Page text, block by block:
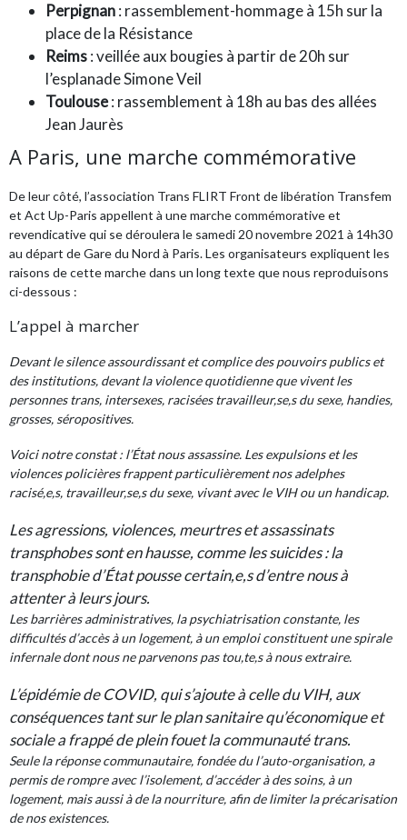
Perpignan: rassemblement-hommage à 15h sur la
place de la Résistance
Reims: veillée aux bougies à partir de 20h sur
l’esplanade Simone Veil
Toulouse: rassemblement à 18h au bas des allées
Jean Jaurès
A Paris, une marche commémorative
De leur côté, l’association Trans FLIRT Front de libération Transfem
et Act Up-Paris appellent à une marche commémorative et
revendicative qui se déroulera le samedi 20 novembre 2021 à 14h30
au départ de Gare du Nord à Paris. Les organisateurs expliquent les
raisons de cette marche dans un long texte que nous reproduisons
ci-dessous :
L’appel à marcher
Devant le silence assourdissant et complice des pouvoirs publics et
des institutions, devant la violence quotidienne que vivent les
personnes trans, intersexes, racisées travailleur,se,s du sexe, handies,
grosses, séropositives.
Voici notre constat : l’État nous assassine. Les expulsions et les
violences policières frappent particulièrement nos adelphes
racisé,e,s, travailleur,se,s du sexe, vivant avec le VIH ou un handicap.
Les agressions, violences, meurtres et assassinats
transphobes sont en hausse, comme les suicides : la
transphobie d’État pousse certain,e,s d’entre nous à
attenter à leurs jours.
Les barrières administratives, la psychiatrisation constante, les
difficultés d’accès à un logement, à un emploi constituent une spirale
infernale dont nous ne parvenons pas tou,te,s à nous extraire.
L’épidémie de COVID, qui s’ajoute à celle du VIH, aux
conséquences tant sur le plan sanitaire qu’économique et
sociale a frappé de plein fouet la communauté trans.
Seule la réponse communautaire, fondée du l’auto-organisation, a
permis de rompre avec l’isolement, d’accéder à des soins, à un
logement, mais aussi à de la nourriture, afin de limiter la précarisation
de nos existences.